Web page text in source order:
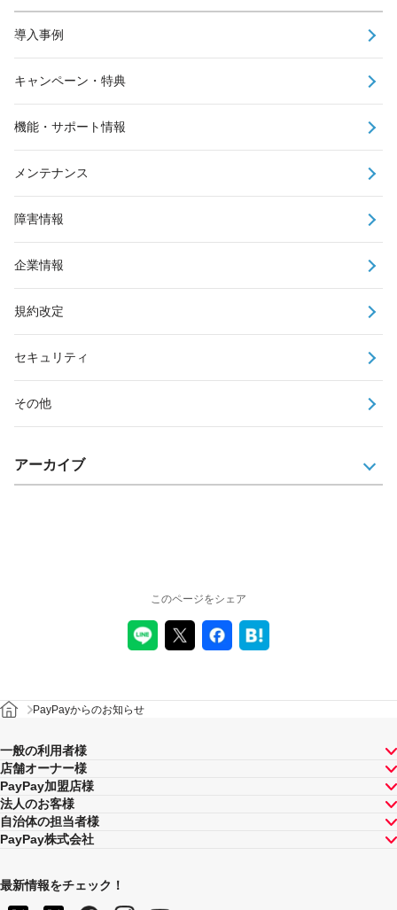
導入事例
キャンペーン・特典
機能・サポート情報
メンテナンス
障害情報
企業情報
規約改定
セキュリティ
その他
アーカイブ
このページをシェア
PayPayからのお知らせ
一般の利用者様
店舗オーナー様
PayPay加盟店様
法人のお客様
自治体の担当者様
PayPay株式会社
最新情報をチェック！